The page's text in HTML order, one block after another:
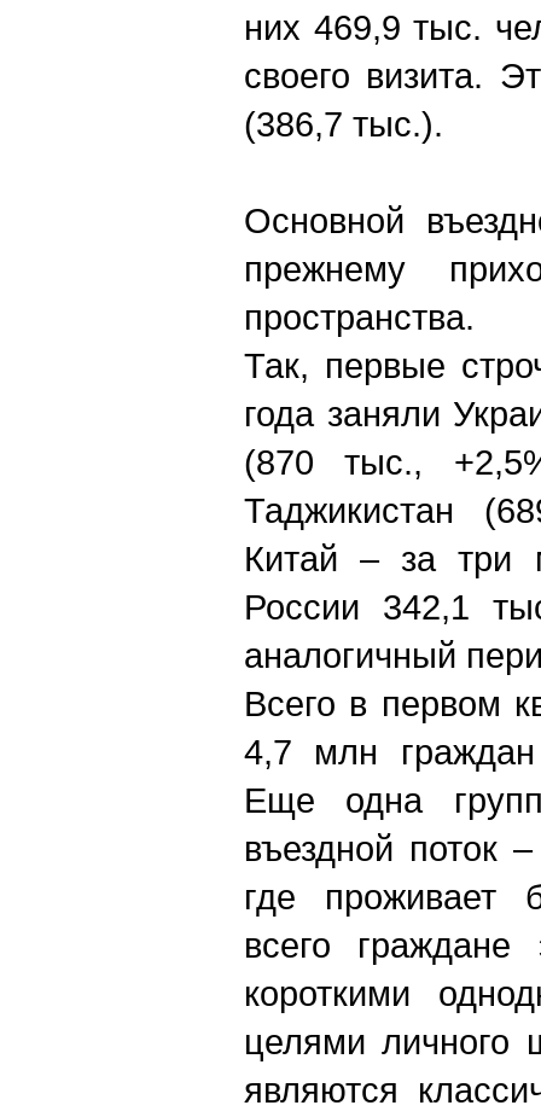
них 469,9 тыс.
своего визита.
(386,7 тыс.).
Основной
прежнему
пространства.
Так, первые
года заняли
(870 тыс.,
Таджикистан
Китай – за три
России 342,1
аналогичный
Всего в первом
4,7 млн граждан
Еще одна
въездной поток
где проживает
всего
короткими
целями личного
являются